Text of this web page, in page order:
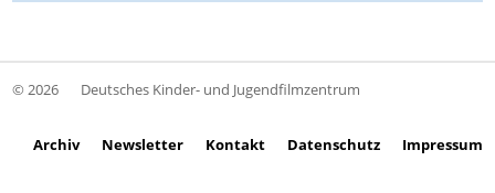
© 2026 Deutsches Kinder- und Jugendfilmzentrum
Archiv Newsletter Kontakt Datenschutz Impressum